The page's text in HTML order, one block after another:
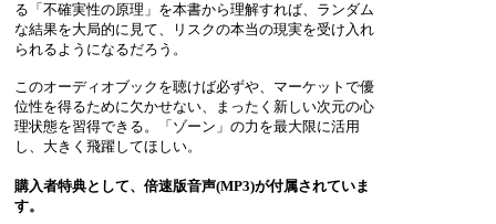
る「不確実性の原理」を本書から理解すれば、ランダム
な結果を大局的に見て、リスクの本当の現実を受け入れ
られるようになるだろう。
このオーディオブックを聴けば必ずや、マーケットで優
位性を得るために欠かせない、まったく新しい次元の心
理状態を習得できる。「ゾーン」の力を最大限に活用
し、大きく飛躍してほしい。
購入者特典として、倍速版音声(MP3)が付属されていま
す。